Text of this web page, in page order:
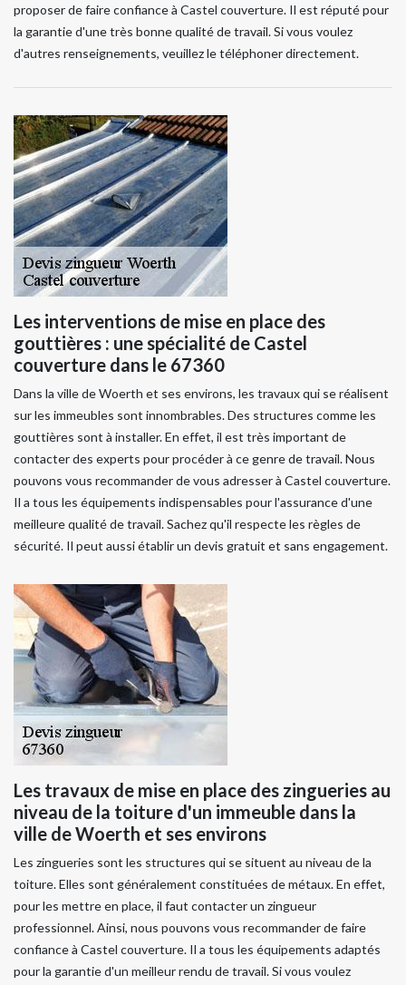
proposer de faire confiance à Castel couverture. Il est réputé pour
la garantie d'une très bonne qualité de travail. Si vous voulez
d'autres renseignements, veuillez le téléphoner directement.
Les interventions de mise en place des
gouttières : une spécialité de Castel
couverture dans le 67360
Dans la ville de Woerth et ses environs, les travaux qui se réalisent
sur les immeubles sont innombrables. Des structures comme les
gouttières sont à installer. En effet, il est très important de
contacter des experts pour procéder à ce genre de travail. Nous
pouvons vous recommander de vous adresser à Castel couverture.
Il a tous les équipements indispensables pour l'assurance d'une
meilleure qualité de travail. Sachez qu'il respecte les règles de
sécurité. Il peut aussi établir un devis gratuit et sans engagement.
Les travaux de mise en place des zingueries au
niveau de la toiture d'un immeuble dans la
ville de Woerth et ses environs
Les zingueries sont les structures qui se situent au niveau de la
toiture. Elles sont généralement constituées de métaux. En effet,
pour les mettre en place, il faut contacter un zingueur
professionnel. Ainsi, nous pouvons vous recommander de faire
confiance à Castel couverture. Il a tous les équipements adaptés
pour la garantie d'un meilleur rendu de travail. Si vous voulez